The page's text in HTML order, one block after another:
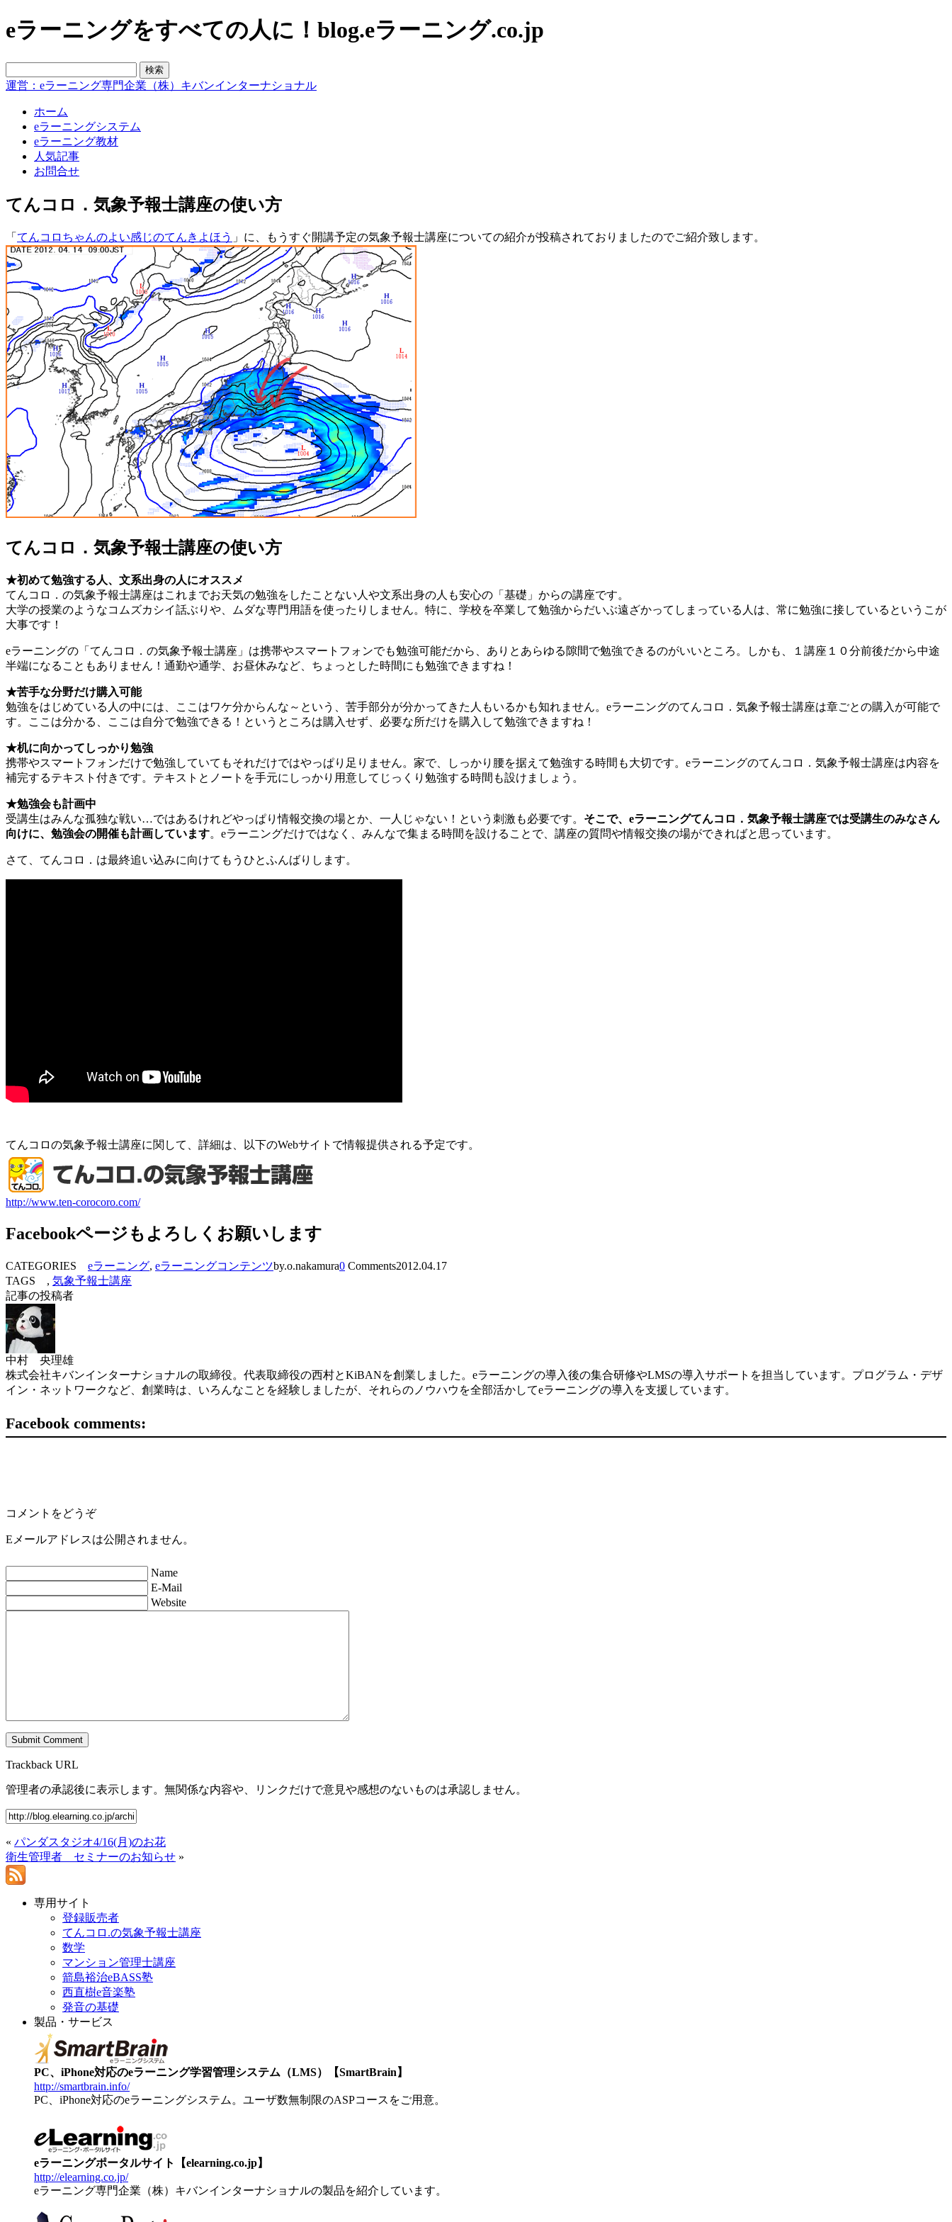
eラーニングをすべての人に！blog.eラーニング.co.jp
運営：eラーニング専門企業（株）キバンインターナショナル
ホーム
eラーニングシステム
eラーニング教材
人気記事
お問合せ
てんコロ．気象予報士講座の使い方
「 てんコロちゃんのよい感じのてんきよほう 」に、もうすぐ開講予定の気象予報士講座についての紹介が投稿されておりましたのでご紹介致します。
てんコロ．気象予報士講座の使い方
★初めて勉強する人、文系出身の人にオススメ
てんコロ．の気象予報士講座はこれまでお天気の勉強をしたことない人や文系出身の人も安心の「基礎」からの講座です。
大学の授業のようなコムズカシイ話ぶりや、ムダな専門用語を使ったりしません。特に、学校を卒業して勉強からだいぶ遠ざかってしまっている人は、常に勉強に接しているというこが
大事です！
eラーニングの「てんコロ．の気象予報士講座」は携帯やスマートフォンでも勉強可能だから、ありとあらゆる隙間で勉強できるのがいいところ。しかも、１講座１０分前後だから中途
半端になることもありません！通勤や通学、お昼休みなど、ちょっとした時間にも勉強できますね！
★苦手な分野だけ購入可能
勉強をはじめている人の中には、ここはワケ分からんな～という、苦手部分が分かってきた人もいるかも知れません。eラーニングのてんコロ．気象予報士講座は章ごとの購入が可能で
す。ここは分かる、ここは自分で勉強できる！というところは購入せず、必要な所だけを購入して勉強できますね！
★机に向かってしっかり勉強
携帯やスマートフォンだけで勉強していてもそれだけではやっぱり足りません。家で、しっかり腰を据えて勉強する時間も大切です。eラーニングのてんコロ．気象予報士講座は内容を
補完するテキスト付きです。テキストとノートを手元にしっかり用意してじっくり勉強する時間も設けましょう。
★勉強会も計画中
受講生はみんな孤独な戦い…ではあるけれどやっぱり情報交換の場とか、一人じゃない！という刺激も必要です。 そこで、eラーニングてんコロ．気象予報士講座では受講生のみなさん
向けに、勉強会の開催も計画しています。eラーニングだけではなく、みんなで集まる時間を設けることで、講座の質問や情報交換の場ができればと思っています。
さて、てんコロ．は最終追い込みに向けてもうひとふんばりします。
てんコロの気象予報士講座に関して、詳細は、以下のWebサイトで情報提供される予定です。
http://www.ten-corocoro.com/
Facebookページもよろしくお願いします
CATEGORIES eラーニング, eラーニングコンテンツby.o.nakamura0 Comments2012.04.17
TAGS , 気象予報士講座
記事の投稿者
中村 央理雄
株式会社キバンインターナショナルの取締役。代表取締役の西村とKiBANを創業しました。eラーニングの導入後の集合研修やLMSの導入サポートを担当しています。プログラム・デザ
イン・ネットワークなど、創業時は、いろんなことを経験しましたが、それらのノウハウを全部活かしてeラーニングの導入を支援しています。
Facebook comments:
コメントをどうぞ
Eメールアドレスは公開されません。
Name
E-Mail
Website
Trackback URL
管理者の承認後に表示します。無関係な内容や、リンクだけで意見や感想のないものは承認しません。
« パンダスタジオ4/16(月)のお花
衛生管理者 セミナーのお知らせ »
専用サイト
登録販売者
てんコロ.の気象予報士講座
数学
マンション管理士講座
箭島裕治eBASS塾
西直樹e音楽塾
発音の基礎
製品・サービス
PC、iPhone対応のeラーニング学習管理システム（LMS）【SmartBrain】
http://smartbrain.info/
PC、iPhone対応のeラーニングシステム。ユーザ数無制限のASPコースをご用意。
eラーニングポータルサイト【elearning.co.jp】
http://elearning.co.jp/
eラーニング専門企業（株）キバンインターナショナルの製品を紹介しています。